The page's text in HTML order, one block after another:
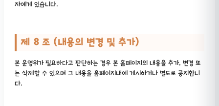
자에게 있습니다.
제 8 조 (내용의 변경 및 추가)
본 운영위가 필요하다고 판단하는 경우 본 홈페이지의 내용을 추가, 변경 또
는 삭제할 수 있으며 그 내용을 홈페이지내에 게시하거나 별도로 공지합니
다.